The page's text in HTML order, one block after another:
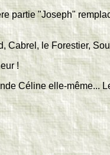
partie "Joseph"
Cabrel, le Forestier,
!
Céline elle-